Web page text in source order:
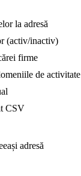
la adresă
(activ/inactiv)
firme
de activitate
CSV
adresă